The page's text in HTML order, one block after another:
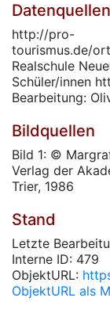
Datenquellen
http://pro-
tourismus.de/
Realschule
Schüler/innen
Bearbeitung:
Bildquellen
Bild 1: ©
Verlag der
Trier, 1986
Stand
Letzte
Interne ID: 479
ObjektURL:
ObjektURL als